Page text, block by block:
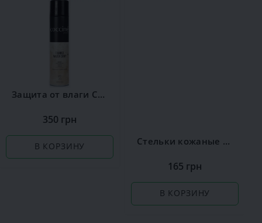
Защита от влаги Сoccine
350 грн
В КОРЗИНУ Стельки кожаные Coccine Leather on Latex
165 грн
В КОРЗИНУ